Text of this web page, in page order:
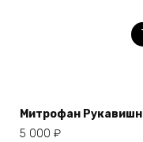
Митрофан
5 000 ₽